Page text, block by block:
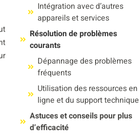
Intégration avec d’autres
appareils et services
Résolution de problèmes
courants
Dépannage des problèmes
fréquents
Utilisation des ressources en
ligne et du support technique
Astuces et conseils pour plus
d’efficacité